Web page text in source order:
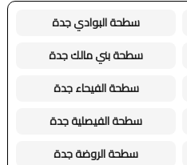
سطحة البوادي جدة
سطحة بني مالك جدة
سطحة الفيحاء جدة
سطحة الفيصلية جدة
سطحة الروضة جدة